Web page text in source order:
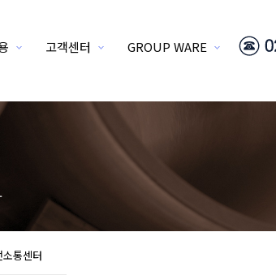
고객센터 GROUP WARE
소통센터